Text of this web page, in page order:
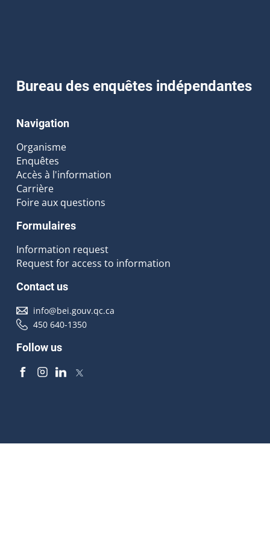
Bureau des enquêtes indépendantes
Navigation
Organisme
Enquêtes
Accès à l'information
Carrière
Foire aux questions
Formulaires
Information request
Request for access to information
Contact us
info@bei.gouv.qc.ca
450 640-1350
Follow us